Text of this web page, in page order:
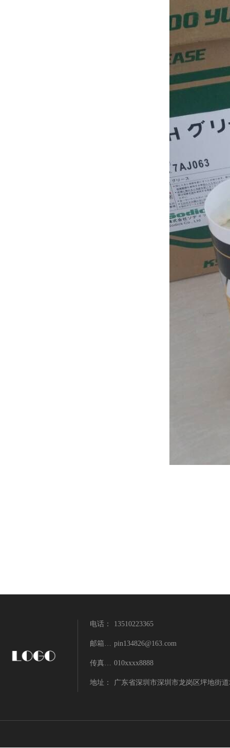
电话： 13510223365
邮箱：pin134826@163.com pin134826@163.com
传真：13510223365 010xxxx8888
地址： 广东省深圳市深圳市龙岗区坪地街